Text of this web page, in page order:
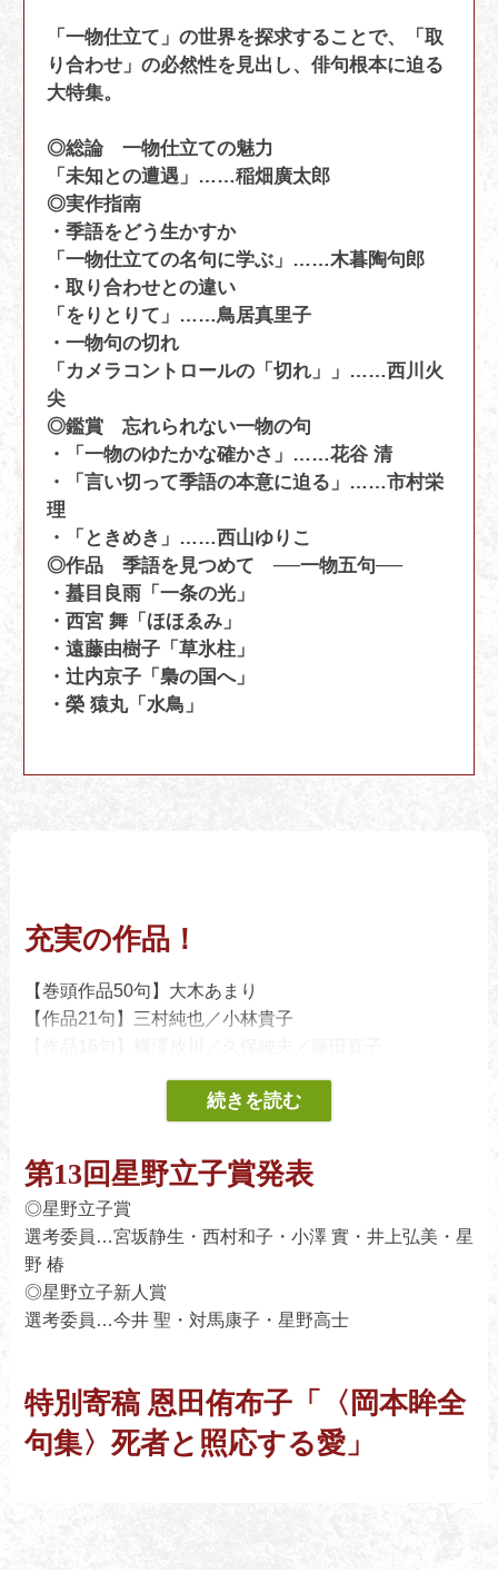
「一物仕立て」の世界を探求することで、「取
り合わせ」の必然性を見出し、俳句根本に迫る
大特集。
◎総論 一物仕立ての魅力
「未知との遭遇」……稲畑廣太郎
◎実作指南
・季語をどう生かすか
「一物仕立ての名句に学ぶ」……木暮陶句郎
・取り合わせとの違い
「をりとりて」……鳥居真里子
・一物句の切れ
「カメラコントロールの「切れ」」……西川火
尖
◎鑑賞 忘れられない一物の句
・「一物のゆたかな確かさ」……花谷 清
・「言い切って季語の本意に迫る」……市村栄
理
・「ときめき」……西山ゆりこ
◎作品 季語を見つめて ──一物五句──
・蟇目良雨「一条の光」
・西宮 舞「ほほゑみ」
・遠藤由樹子「草氷柱」
・辻内京子「梟の国へ」
・榮 猿丸「水鳥」
充実の作品！
【巻頭作品50句】大木あまり
【作品21句】三村純也／小林貴子
／丸谷三砂／森賀まり／岩田 奎
【クローズアップ】堀之内長一／足立賢治／中根美保／
網野月を／瀬戸優理子／森下秋露／杉田菜穂／石塚直子
第13回星野立子賞発表
◎星野立子賞
選考委員…宮坂静生・西村和子・小澤 實・井上弘美・星
野 椿
◎星野立子新人賞
選考委員…今井 聖・対馬康子・星野高士
特別寄稿 恩田侑布子「〈岡本眸全
句集〉死者と照応する愛」